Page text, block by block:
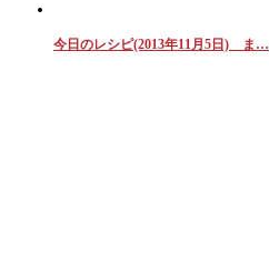
今日のレシピ(2013年11月5日) ま…